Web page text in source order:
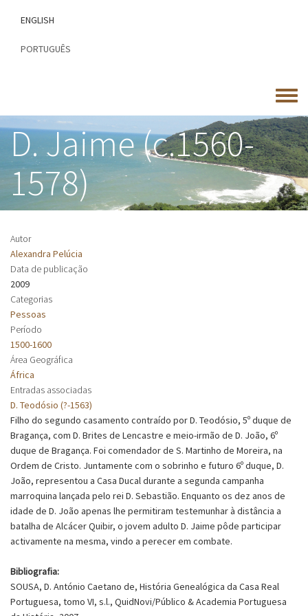
conteúdo
ENGLISH
PORTUGUÊS
Toggle
menu
D. Jaime (c.1560-
1578)
Autor
Alexandra Pelúcia
Data de publicação
2009
Categorias
Pessoas
Período
1500-1600
Área Geográfica
África
Entradas associadas
D. Teodósio (?-1563)
Filho do segundo casamento contraído por D. Teodósio, 5º duque de
Bragança, com D. Brites de Lencastre e meio-irmão de D. João, 6º
duque de Bragança. Foi comendador de S. Martinho de Moreira, na
Ordem de Cristo. Juntamente com o sobrinho e futuro 6º duque, D.
João, representou a Casa Ducal durante a segunda campanha
marroquina lançada pelo rei D. Sebastião. Enquanto os dez anos de
idade de D. João apenas lhe permitiram testemunhar à distância a
batalha de Alcácer Quibir, o jovem adulto D. Jaime pôde participar
activamente na mesma, vindo a perecer em combate.
Bibliografia:
SOUSA, D. António Caetano de, História Genealógica da Casa Real
Portuguesa, tomo VI, s.l., QuidNovi/Público & Academia Portuguesa